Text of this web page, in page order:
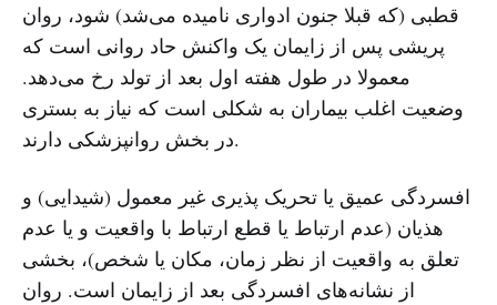
قطبی (که قبلا جنون ادواری نامیده می‌شد) شود، روان
پریشی پس از زایمان یک واکنش حاد روانی است که
معمولا در طول هفته اول بعد از تولد رخ می‌دهد.
وضعیت اغلب بیماران به شکلی است که نیاز به بستری
در بخش روانپزشکی دارند.
افسردگی عمیق یا تحریک پذیری غیر معمول (شیدایی) و
هذیان (عدم ارتباط یا قطع ارتباط با واقعیت و یا عدم
تعلق به واقعیت از نظر زمان، مکان یا شخص)، بخشی
از نشانه‌های افسردگی بعد از زایمان است. روان